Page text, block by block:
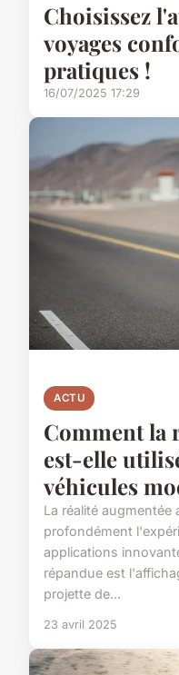
Choisissez
voyages
pratiques !
16/07/2025 17:29
ACTU
Comment la
est-elle
véhicules
La réalité
profondément
applications
répandue est
projette de...
23 avril 2025